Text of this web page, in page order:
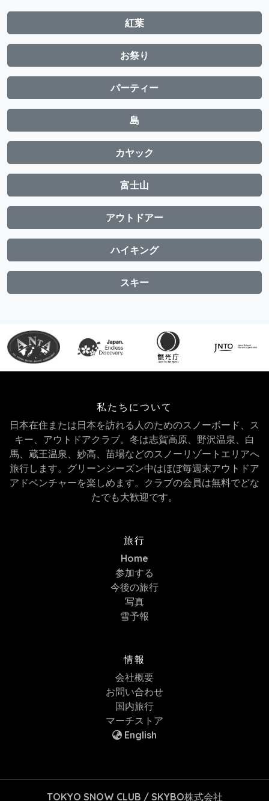
紅葉
お祭り
パーティー
島
カヤック
富士山
アウトドアー
ハイキング
スキー
私たちについて
日本在住または日本を訪れる人のためのスノーボード、ス
キー、アウトドアクラブ。冬は志賀高原、野沢温泉、白
馬、蔵王温泉、妙高、苗場などのスノーリゾートエリアへ
旅行します。グリーンシーズン中はほぼ毎週末アウトドア
アドベンチャーを楽しめます。クラブの会員は無料でどな
たでも大歓迎です。
旅行
Home
参加する
今後の旅行
写真
雪予報
情報
会社概要
お問い合わせ
国内旅行
マーチストア
English
TOKYO SNOW CLUB / SKYBO株式会社